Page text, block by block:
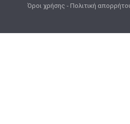
Όροι χρήσης -Πολιτική